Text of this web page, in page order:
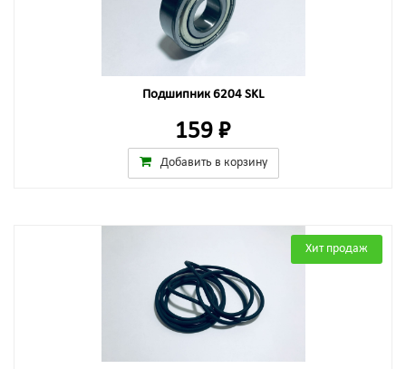
Подшипник 6204 SKL
159 ₽
Добавить в корзину
Хит продаж